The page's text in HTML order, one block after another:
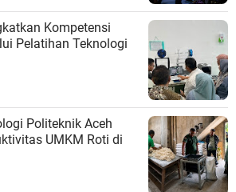
Kompetensi
Pelatihan Teknologi
Politeknik Aceh
UMKM Roti di